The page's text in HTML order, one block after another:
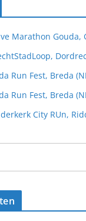
Marathon Gouda,
Run Fest, Breda
Run Fest, Breda
City RUn,